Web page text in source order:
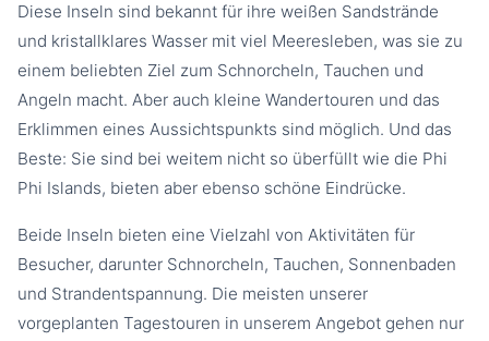
Diese Inseln sind bekannt für ihre weißen Sandstrände
und kristallklares Wasser mit viel Meeresleben, was sie zu
einem beliebten Ziel zum Schnorcheln, Tauchen und
Angeln macht. Aber auch kleine Wandertouren und das
Erklimmen eines Aussichtspunkts sind möglich. Und das
Beste: Sie sind bei weitem nicht so überfüllt wie die Phi
Phi Islands, bieten aber ebenso schöne Eindrücke.
Beide Inseln bieten eine Vielzahl von Aktivitäten für
Besucher, darunter Schnorcheln, Tauchen, Sonnenbaden
und Strandentspannung. Die meisten unserer
vorgeplanten Tagestouren in unserem Angebot gehen nur